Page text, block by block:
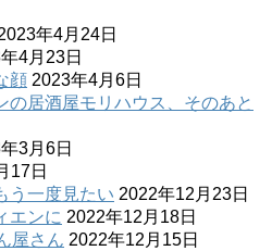
年4月24日
4月23日
顔 2023年4月6日
の居酒屋モリハウス、そのあと
3月6日
17日
う一度見たい 2022年12月23日
エンに 2022年12月18日
屋さん 2022年12月15日